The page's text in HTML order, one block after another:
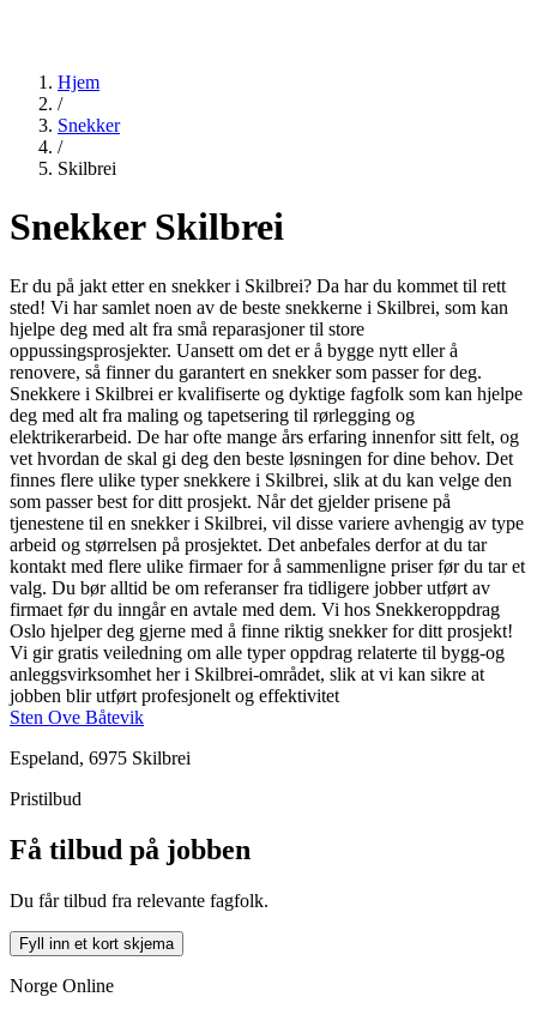
Hjem
/
Snekker
/
Skilbrei
Snekker Skilbrei
Er du på jakt etter en snekker i Skilbrei? Da har du kommet til rett
sted! Vi har samlet noen av de beste snekkerne i Skilbrei, som kan
hjelpe deg med alt fra små reparasjoner til store
oppussingsprosjekter. Uansett om det er å bygge nytt eller å
renovere, så finner du garantert en snekker som passer for deg.
Snekkere i Skilbrei er kvalifiserte og dyktige fagfolk som kan hjelpe
deg med alt fra maling og tapetsering til rørlegging og
elektrikerarbeid. De har ofte mange års erfaring innenfor sitt felt, og
vet hvordan de skal gi deg den beste løsningen for dine behov. Det
finnes flere ulike typer snekkere i Skilbrei, slik at du kan velge den
som passer best for ditt prosjekt. Når det gjelder prisene på
tjenestene til en snekker i Skilbrei, vil disse variere avhengig av type
arbeid og størrelsen på prosjektet. Det anbefales derfor at du tar
kontakt med flere ulike firmaer for å sammenligne priser før du tar et
valg. Du bør alltid be om referanser fra tidligere jobber utført av
firmaet før du inngår en avtale med dem. Vi hos Snekkeroppdrag
Oslo hjelper deg gjerne med å finne riktig snekker for ditt prosjekt!
Vi gir gratis veiledning om alle typer oppdrag relaterte til bygg-og
anleggsvirksomhet her i Skilbrei-området, slik at vi kan sikre at
jobben blir utført profesjonelt og effektivitet
Sten Ove Båtevik
Espeland, 6975 Skilbrei
Pristilbud
Få tilbud på jobben
Du får tilbud fra relevante fagfolk.
Fyll inn et kort skjema
Norge Online